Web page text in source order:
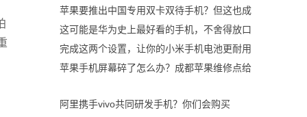
苹果要推出中国专用双卡双待手机？但这也成
这可能是华为史上最好看的手机，不舍得放口
完成这两个设置，让你的小米手机电池更耐用
苹果手机屏幕碎了怎么办？成都苹果维修点给
阿里携手vivo共同研发手机？你们会购买